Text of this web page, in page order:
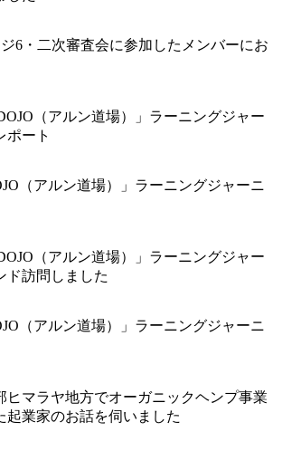
6・二次審査会に参加したメンバーにお
（アルン道場）」ラーニングジャーニ
（アルン道場）」ラーニングジャーニ